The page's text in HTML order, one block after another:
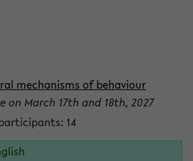
mechanisms of behaviour
on March 17th and 18th, 2027
14